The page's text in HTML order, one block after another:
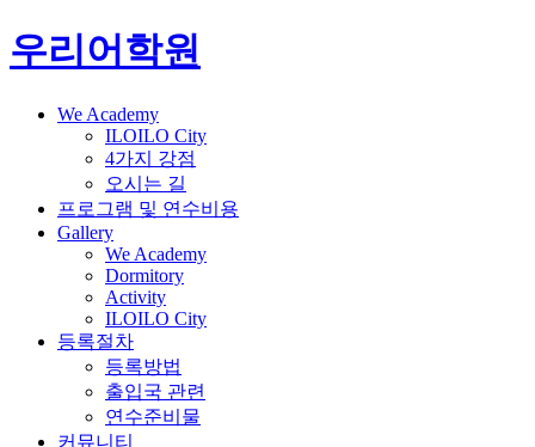
우리어학원
We Academy
ILOILO City
4가지 강점
오시는 길
프로그램 및 연수비용
Gallery
We Academy
Dormitory
Activity
ILOILO City
등록절차
등록방법
출입국 관련
연수준비물
커뮤니티